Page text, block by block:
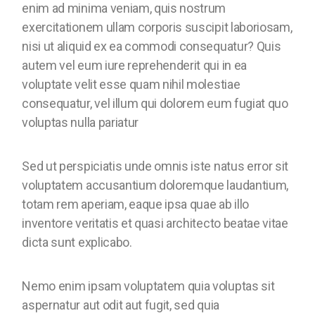
enim ad minima veniam, quis nostrum
exercitationem ullam corporis suscipit laboriosam,
nisi ut aliquid ex ea commodi consequatur? Quis
autem vel eum iure reprehenderit qui in ea
voluptate velit esse quam nihil molestiae
consequatur, vel illum qui dolorem eum fugiat quo
voluptas nulla pariatur
Sed ut perspiciatis unde omnis iste natus error sit
voluptatem accusantium doloremque laudantium,
totam rem aperiam, eaque ipsa quae ab illo
inventore veritatis et quasi architecto beatae vitae
dicta sunt explicabo.
Nemo enim ipsam voluptatem quia voluptas sit
aspernatur aut odit aut fugit, sed quia